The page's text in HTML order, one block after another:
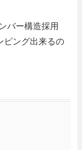
バー構造採用
ピング出来るの